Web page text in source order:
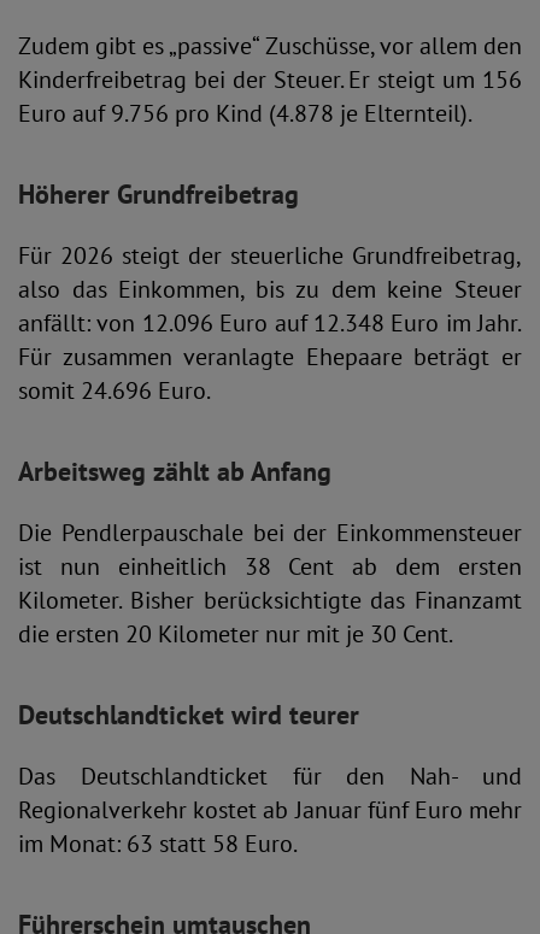
Zudem gibt es „passive“ Zuschüsse, vor allem den
Kinderfreibetrag bei der Steuer. Er steigt um 156
Euro auf 9.756 pro Kind (4.878 je Elternteil).
Höherer Grundfreibetrag
Für 2026 steigt der steuerliche Grundfreibetrag,
also das Einkommen, bis zu dem keine Steuer
anfällt: von 12.096 Euro auf 12.348 Euro im Jahr.
Für zusammen veranlagte Ehepaare beträgt er
somit 24.696 Euro.
Arbeitsweg zählt ab Anfang
Die Pendlerpauschale bei der Einkommensteuer
ist nun einheitlich 38 Cent ab dem ersten
Kilometer. Bisher berücksichtigte das Finanzamt
die ersten 20 Kilometer nur mit je 30 Cent.
Deutschlandticket wird teurer
Das Deutschlandticket für den Nah- und
Regionalverkehr kostet ab Januar fünf Euro mehr
im Monat: 63 statt 58 Euro.
Führerschein umtauschen